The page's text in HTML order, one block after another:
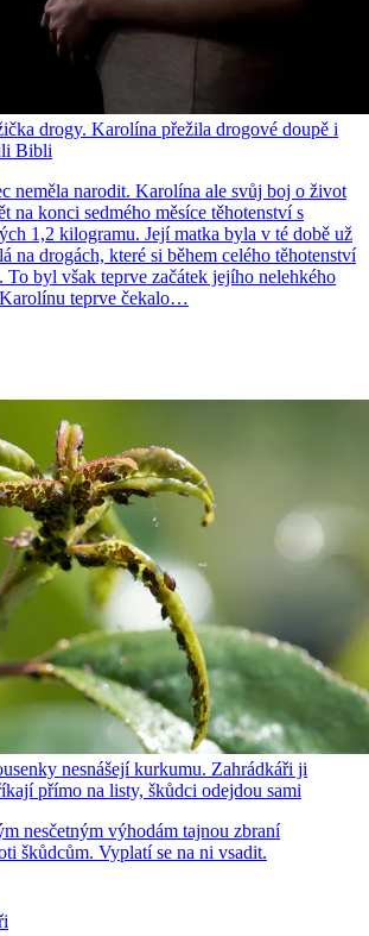
drogy. Karolína přežila drogové doupě i
Bibli
neměla narodit. Karolína ale svůj boj o život
na konci sedmého měsíce těhotenství s
1,2 kilogramu. Její matka byla v té době už
na drogách, které si během celého těhotenství
byl však teprve začátek jejího nelehkého
teprve čekalo…
nesnášejí kurkumu. Zahrádkáři ji
přímo na listy, škůdci odejdou sami
nesčetným výhodám tajnou zbraní
škůdcům. Vyplatí se na ni vsadit.